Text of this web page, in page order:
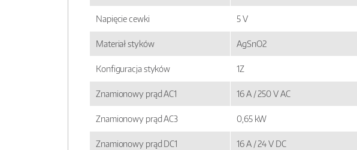
Napięcie cewki 5 V
Materiał styków AgSnO2
Konfiguracja styków 1Z
Znamionowy prąd AC1 16 A / 250 V AC
Znamionowy prąd AC3 0,65 kW
Znamionowy prąd DC1 16 A / 24 V DC